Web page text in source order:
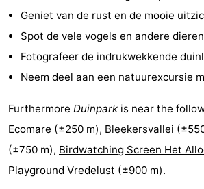
Most
beautiful
viewpoints
Spend
the
night
Apartments
-
Bosch
en
-
De
-
Geniet van de rust en de mooie
Spot de vele vogels en andere
Fotografeer de indrukwekkende
Neem deel aan een natuurexcursie
Furthermore Duinpark is near the
Ecomare (±250 m), Bleekersvallei
(±750 m), Birdwatching Screen Het
Playground Vredelust (±900 m).